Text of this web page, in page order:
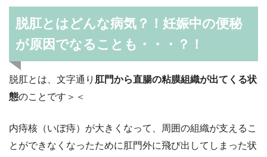
脱肛とはどんな病気？！妊娠中の便秘
が原因でなることも・・・？！
脱肛とは、文字通り 肛門から直腸の粘膜組織が出てくる状
態のことです＞＜
内痔核（いぼ痔）が大きくなって、周囲の組織が支えるこ
とができなくなったために肛門外に飛び出してしまった状